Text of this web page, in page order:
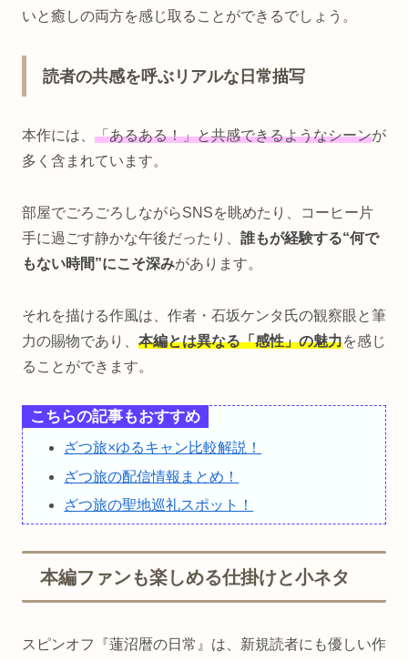
いと癒しの両方を感じ取ることができるでしょう。
読者の共感を呼ぶリアルな日常描写
本作には、 「あるある！」と共感できるようなシーンが
多く含まれています。
部屋でごろごろしながらSNSを眺めたり、コーヒー片
手に過ごす静かな午後だったり、 誰もが経験する“何で
もない時間”にこそ深みがあります。
それを描ける作風は、作者・石坂ケンタ氏の観察眼と筆
力の賜物であり、 本編とは異なる「感性」の魅力を感じ
ることができます。
こちらの記事もおすすめ
ざつ旅×ゆるキャン比較解説！
ざつ旅の配信情報まとめ！
ざつ旅の聖地巡礼スポット！
本編ファンも楽しめる仕掛けと小ネタ
スピンオフ『蓮沼暦の日常』は、新規読者にも優しい作